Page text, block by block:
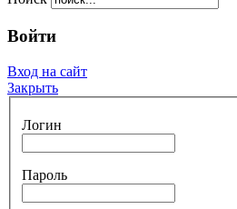
Войти
Вход на сайт
Закрыть
Логин
Пароль